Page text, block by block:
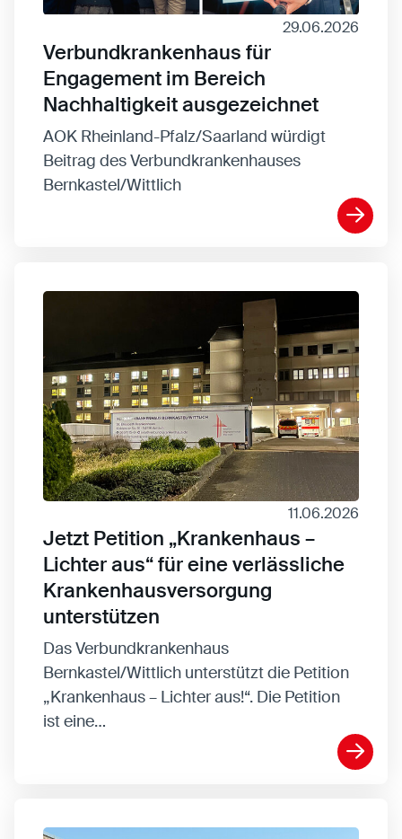
29.06.2026
Verbundkrankenhaus für
Engagement im Bereich
Nachhaltigkeit ausgezeichnet
AOK Rheinland-Pfalz/Saarland würdigt
Beitrag des Verbundkrankenhauses
Bernkastel/Wittlich
11.06.2026
Jetzt Petition „Krankenhaus –
Lichter aus“ für eine verlässliche
Krankenhausversorgung
unterstützen
Das Verbundkrankenhaus
Bernkastel/Wittlich unterstützt die Petition
„Krankenhaus – Lichter aus!“. Die Petition
ist eine…